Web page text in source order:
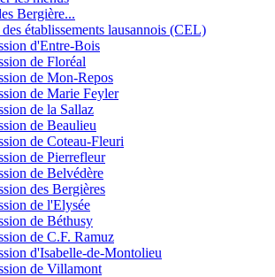
Bergière...
établissements lausannois (CEL)
d'Entre-Bois
de Floréal
de Mon-Repos
de Marie Feyler
de la Sallaz
de Beaulieu
de Coteau-Fleuri
de Pierrefleur
de Belvédère
des Bergières
de l'Elysée
de Béthusy
de C.F. Ramuz
d'Isabelle-de-Montolieu
de Villamont